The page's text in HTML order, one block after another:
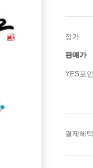
정가
판매가
YES포
결제혜택